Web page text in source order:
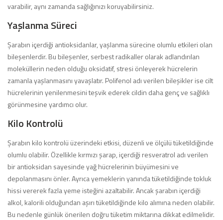
varabilir, aynı zamanda sağlığınızı koruyabilirsiniz.
Yaşlanma Süreci
Şarabın içerdiği antioksidanlar, yaşlanma sürecine olumlu etkileri olan
bileşenlerdir. Bu bileşenler, serbest radikaller olarak adlandırılan
moleküllerin neden olduğu oksidatif, stresi önleyerek hücrelerin
zamanla yaşlanmasını yavaşlatır. Polifenol adı verilen bileşikler ise cilt
hücrelerinin yenilenmesini teşvik ederek cildin daha genç ve sağlıklı
görünmesine yardımcı olur.
Kilo Kontrolü
Şarabın kilo kontrolü üzerindeki etkisi, düzenli ve ölçülü tüketildiğinde
olumlu olabilir. Özellikle kırmızı şarap, içerdiği resveratrol adı verilen
bir antioksidan sayesinde yağ hücrelerinin büyümesini ve
depolanmasını önler. Ayrıca yemeklerin yanında tüketildiğinde tokluk
hissi vererek fazla yeme isteğini azaltabilir. Ancak şarabın içerdiği
alkol, kalorili olduğundan aşırı tüketildiğinde kilo alımına neden olabilir.
Bu nedenle günlük önerilen doğru tüketim miktarına dikkat edilmelidir.